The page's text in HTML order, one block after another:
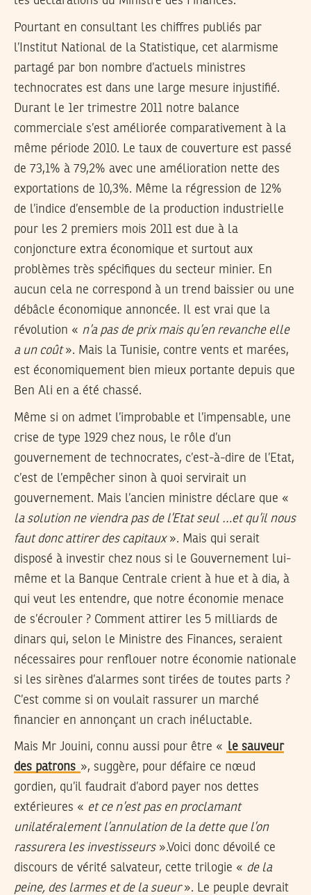
Pourtant en consultant les chiffres publiés par
l’Institut National de la Statistique, cet alarmisme
partagé par bon nombre d’actuels ministres
technocrates est dans une large mesure injustifié.
Durant le 1er trimestre 2011 notre balance
commerciale s’est améliorée comparativement à la
même période 2010. Le taux de couverture est passé
de 73,1% à 79,2% avec une amélioration nette des
exportations de 10,3%. Même la régression de 12%
de l’indice d’ensemble de la production industrielle
pour les 2 premiers mois 2011 est due à la
conjoncture extra économique et surtout aux
problèmes très spécifiques du secteur minier. En
aucun cela ne correspond à un trend baissier ou une
débâcle économique annoncée. Il est vrai que la
révolution « n’a pas de prix mais qu’en revanche elle
a un coût». Mais la Tunisie, contre vents et marées,
est économiquement bien mieux portante depuis que
Ben Ali en a été chassé.
Même si on admet l’improbable et l’impensable, une
crise de type 1929 chez nous, le rôle d’un
gouvernement de technocrates, c’est-à-dire de l’Etat,
c’est de l’empêcher sinon à quoi servirait un
gouvernement. Mais l’ancien ministre déclare que «
la solution ne viendra pas de l’Etat seul …et qu’il nous
faut donc attirer des capitaux». Mais qui serait
disposé à investir chez nous si le Gouvernement lui-
même et la Banque Centrale crient à hue et à dia, à
qui veut les entendre, que notre économie menace
de s’écrouler ? Comment attirer les 5 milliards de
dinars qui, selon le Ministre des Finances, seraient
nécessaires pour renflouer notre économie nationale
si les sirènes d’alarmes sont tirées de toutes parts ?
C’est comme si on voulait rassurer un marché
financier en annonçant un crach inéluctable.
Mais Mr Jouini, connu aussi pour être « le sauveur
des patrons », suggère, pour défaire ce nœud
gordien, qu’il faudrait d’abord payer nos dettes
extérieures « et ce n’est pas en proclamant
unilatéralement l’annulation de la dette que l’on
rassurera les investisseurs».Voici donc dévoilé ce
discours de vérité salvateur, cette trilogie « de la
peine, des larmes et de la sueur». Le peuple devrait